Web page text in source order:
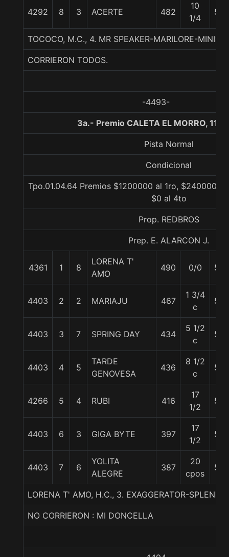
4292 8 3 ACERTE 482
10
1/4
56
TOCOCO, M.C., 4. MR SPEAKER-MARILORE-
CORRIERON TODOS.
-4493-
3a.- Premio CALETA EL MORRO,
Pista Normal
Condicional
Tpo.01.04.64 Premios $1200000 al 1ro, $240000
$0 al 4to
Prop. REDBROS
Prep. E. ALARCON J.
4361 1 8
LORENA T'
AMO
490 0/0 55
4403 2 2 MARIAJU 467
1 3/4
c
54
4403 3 7 SPRING DAY 434
5 1/2
c
55
4403 4 5
TARDE
GENOVESA
436
8 1/2
c
53
4266 5 4 RUBI 416
17
1/2
55
4403 6 3 GIGA BYTE 397
17
1/2
55
4403 7 6
YOLITA
ALEGRE
387
20
cpos
55
LORENA T' AMO, H.C., 3. EXAGGERATOR-
NO CORRIERON : MI DONCELLA